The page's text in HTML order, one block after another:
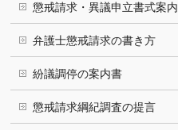
懲戒請求・異議申立書式案内
弁護士懲戒請求の書き方
紛議調停の案内書
懲戒請求綱紀調査の提言